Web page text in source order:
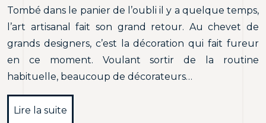
Tombé dans le panier de l’oubli il y a quelque temps,
l’art artisanal fait son grand retour. Au chevet de
grands designers, c’est la décoration qui fait fureur
en ce moment. Voulant sortir de la routine
habituelle, beaucoup de décorateurs…
Lire la suite